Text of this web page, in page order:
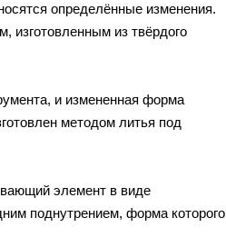
определённые изменения.
изготовленным из твёрдого
и измененная форма
методом литья под
элемент в виде
поднутрением, форма которого